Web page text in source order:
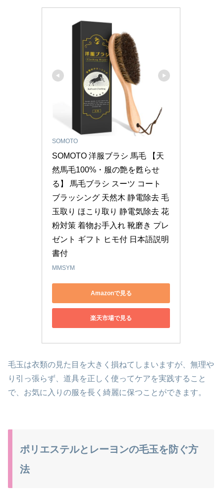
SOMOTO
SOMOTO 洋服ブラシ 馬毛 【天
然馬毛100%・服の艶を甦らせ
る】 馬毛ブラシ スーツ コート
ブラッシング 天然木 静電除去 毛
玉取り ほこり取り 静電気除去 花
粉対策 着物お手入れ 靴磨き プレ
ゼント ギフト ヒモ付 日本語説明
書付
MMSYM
Amazonで見る
楽天市場で見る
毛玉は衣類の見た目を大きく損ねてしまいますが、無理や
り引っ張らず、道具を正しく使ってケアを実践すること
で、お気に入りの服を長く綺麗に保つことができます。
ポリエステルとレーヨンの毛玉を防ぐ方
法